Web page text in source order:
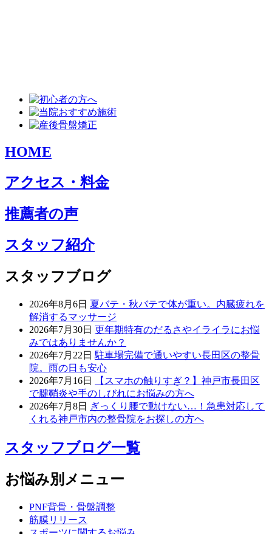
HOME
アクセス・料金
推薦者の声
スタッフ紹介
スタッフブログ
2026年8月6日 夏バテ・秋バテで体が重い。内臓疲れを
解消するマッサージ
2026年7月30日 更年期特有のだるさやイライラにお悩
みではありませんか？
2026年7月22日 駐車場完備で通いやすい長田区の整骨
院。雨の日も安心
2026年7月16日
【スマホの触りすぎ？】神戸市長田区
で腱鞘炎や手のしびれにお悩みの方へ
2026年7月8日 ぎっくり腰で動けない…！急患対応して
くれる神戸市内の整骨院をお探しの方へ
スタッフブログ一覧
お悩み別メニュー
PNF背骨・骨盤調整
筋膜リリース